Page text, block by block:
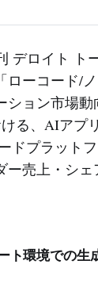
を即座に実現。特
応 高精度RAGも搭
用メリットを紹
モ依頼もこちら
デロイト ト
ローコード/
ション市場
る、AIアプ
ドプラット
ー売上・シェ
ト環境での